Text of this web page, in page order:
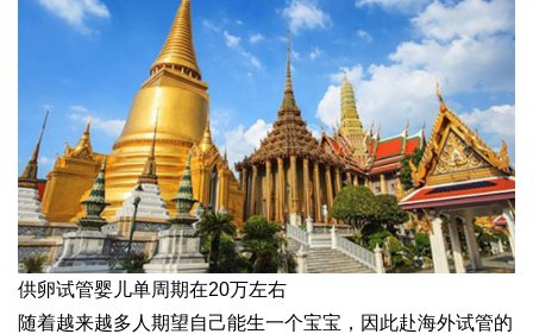
供卵试管婴儿单周期在20万左右
随着越来越多人期望自己能生一个宝宝，因此赴海外试管的